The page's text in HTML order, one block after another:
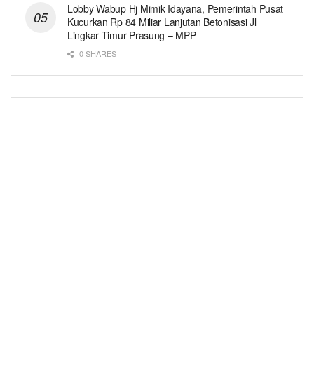
Lobby Wabup Hj Mimik Idayana, Pemerintah Pusat
Kucurkan Rp 84 Miliar Lanjutan Betonisasi Jl
Lingkar Timur Prasung – MPP
0 SHARES